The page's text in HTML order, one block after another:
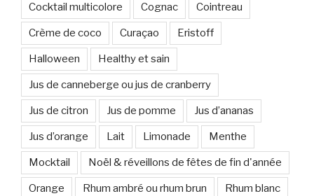
Cocktail multicolore Cognac Cointreau
Crème de coco Curaçao Eristoff
Halloween Healthy et sain
Jus de canneberge ou jus de cranberry
Jus de citron Jus de pomme Jus d’ananas
Jus d’orange Lait Limonade Menthe
Mocktail Noël & réveillons de fêtes de fin d'année
Orange Rhum ambré ou rhum brun Rhum blanc